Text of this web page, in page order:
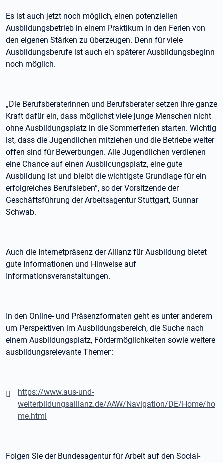
Es ist auch jetzt noch möglich, einen potenziellen
Ausbildungsbetrieb in einem Praktikum in den Ferien von
den eigenen Stärken zu überzeugen. Denn für viele
Ausbildungsberufe ist auch ein späterer Ausbildungsbeginn
noch möglich.
„Die Berufsberaterinnen und Berufsberater setzen ihre ganze
Kraft dafür ein, dass möglichst viele junge Menschen nicht
ohne Ausbildungsplatz in die Sommerferien starten. Wichtig
ist, dass die Jugendlichen mitziehen und die Betriebe weiter
offen sind für Bewerbungen. Alle Jugendlichen verdienen
eine Chance auf einen Ausbildungsplatz, eine gute
Ausbildung ist und bleibt die wichtigste Grundlage für ein
erfolgreiches Berufsleben“, so der Vorsitzende der
Geschäftsführung der Arbeitsagentur Stuttgart, Gunnar
Schwab.
Auch die Internetpräsenz der Allianz für Ausbildung bietet
gute Informationen und Hinweise auf
Informationsveranstaltungen.
In den Online- und Präsenzformaten geht es unter anderem
um Perspektiven im Ausbildungsbereich, die Suche nach
einem Ausbildungsplatz, Fördermöglichkeiten sowie weitere
ausbildungsrelevante Themen:
https://www.aus-und-
weiterbildungsallianz.de/AAW/Navigation/DE/Home/ho
me.html
Folgen Sie der Bundesagentur für Arbeit auf den Social-